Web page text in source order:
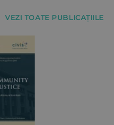
VEZI TOATE PUBLICAȚIILE